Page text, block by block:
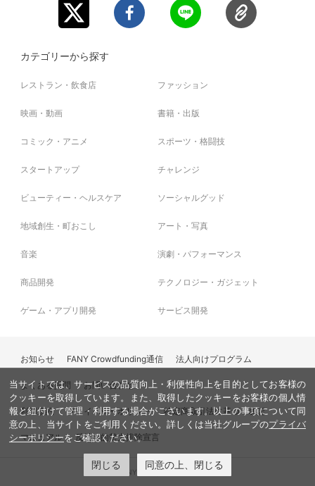
・おばたのお兄さんに相談したい。
（取り扱い説明書の通り、様々な体験をしてきました！そ
す。）
＊事前にzoomのダウンロードをお願いいたします。当日
zoomのアドレスですが、前々日中にはお送りをさせて
また、プロジェクト本文の末尾に記載されている【ご支
顔出ししたくない方は前日までにお知らせください。
カテゴリーから探す
レストラン・飲食店 ファッション
映画・動画 書籍・出版
コミック・アニメ スポーツ・格闘技
スタートアップ チャレンジ
ビューティー・ヘルスケア ソーシャルグッド
地域創生・町おこし アート・写真
音楽 演劇・パフォーマンス
商品開発 テクノロジー・ガジェット
ゲーム・アプリ開発 サービス開発
お知らせ FANY Crowdfunding通信 法人向けプログラム
よくある質問 お問い合わせ
利用規約 プライバシーポリシー 特定商取引法に基づく表記
マニュアル 反社会的勢力排除宣言
© FANY, All Rights Reserved.
当サイトでは、サービスの品質向上・利便性向上を目的としてお客様の
クッキーを取得しています。また、取得したクッキーをお客様の個人情
報と紐付けて管理・利用する場合がございます。以上の事項について同
意の上、当サイトをご利用ください。詳しくは当社グループのプライバ
シーポリシーをご確認ください。
閉じる 同意の上、閉じる